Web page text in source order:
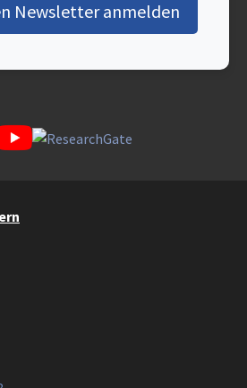
Newsletter anmelden